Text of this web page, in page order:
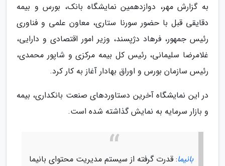
به گزارش مهر، دوازدهمین نمایشگاه بانک، بورس و بیمه
دقایقی قبل با حضور سورنا ستاری، معاون علمی و فناوری
رئیس جمهور، فرهاد دژپسند، وزیر امور اقتصادی و دارایی،
غلامرضا سلیمانی، رئیس کل بیمه مرکزی و شاپور محمدی،
رئیس سازمان بورس و اوراق بهادار آغاز به کار کرد.
در این نمایشگاه آخرین دستاوردهای صنعت بانکداری، بیمه
و بازار سرمایه به نمایش گذاشته شده است.
بانیما: قدرت گرفته از سیستم مدیریت محتوای بانیما